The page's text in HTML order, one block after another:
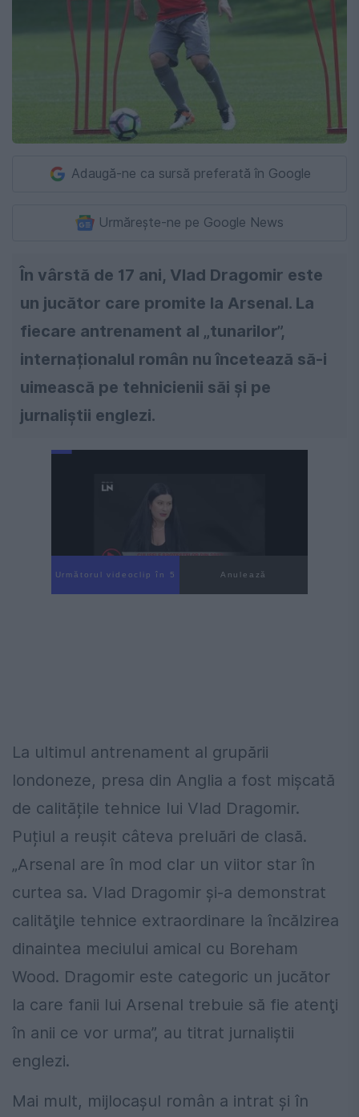
Adaugă-ne ca sursă preferată în Google
Urmărește-ne pe Google News
În vârstă de 17 ani, Vlad Dragomir este
un jucător care promite la Arsenal. La
fiecare antrenament al „tunarilor”,
internaționalul român nu încetează să-i
uimească pe tehnicienii săi și pe
jurnaliștii englezi.
Următorul videoclip în 4 Anulează
La ultimul antrenament al grupării
londoneze, presa din Anglia a fost mișcată
de calitățile tehnice lui Vlad Dragomir.
Puțiul a reușit câteva preluări de clasă.
„Arsenal are în mod clar un viitor star în
curtea sa. Vlad Dragomir şi-a demonstrat
calităţile tehnice extraordinare la încălzirea
dinaintea meciului amical cu Boreham
Wood. Dragomir este categoric un jucător
la care fanii lui Arsenal trebuie să fie atenţi
în anii ce vor urma”, au titrat jurnaliştii
englezi.
Mai mult, mijlocașul român a intrat și în